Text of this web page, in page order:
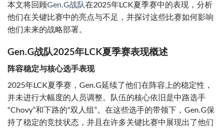
本文将回顾Gen.G战队在2025年LCK夏季赛中的表现，分析
他们在关键比赛中的亮点与不足，并探讨这些比赛如何影响
他们未来的战略部署。
Gen.G战队2025年LCK夏季赛表现概述
阵容稳定与核心选手表现
2025年LCK夏季赛，Gen.G延续了他们在阵容上的稳定性，
并未进行大幅度的人员调整。队伍的核心依旧是中路选手
“Chovy”和下路的“双人组”。在这些选手的带领下，Gen.G保
持了稳定的竞技状态，并且在许多关键比赛中展现出了他们